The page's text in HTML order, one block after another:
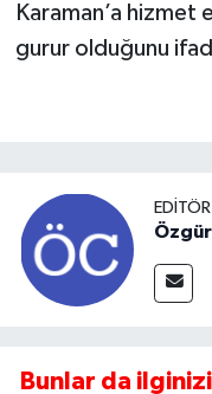
Karaman’a hizmet
gurur olduğunu
Özgür
Bunlar da